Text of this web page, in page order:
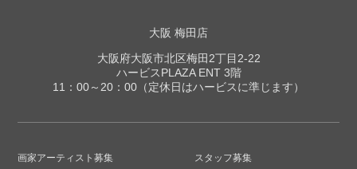
大阪 梅田店
大阪府大阪市北区梅田2丁目2-22
ハービスPLAZA ENT 3階
11：00～20：00（定休日はハービスに準じます）
画家アーティスト募集 スタッフ募集